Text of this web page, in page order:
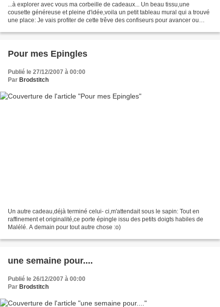
...à explorer avec vous ma corbeille de cadeaux... Un beau tissu,une
cousette généreuse et pleine d'idée,voila un petit tableau mural qui a trouvé
une place: Je vais profiter de cette trêve des confiseurs pour avancer ou
Pour mes Epingles
Publié le 27/12/2007 à 00:00
Par Brodstitch
Un autre cadeau,déjà terminé celui- ci,m'attendait sous le sapin: Tout en
raffinement et originalité,ce porte épingle issu des petits doigts habiles de
Malélé. A demain pour tout autre chose :o)
une semaine pour....
Publié le 26/12/2007 à 00:00
Par Brodstitch